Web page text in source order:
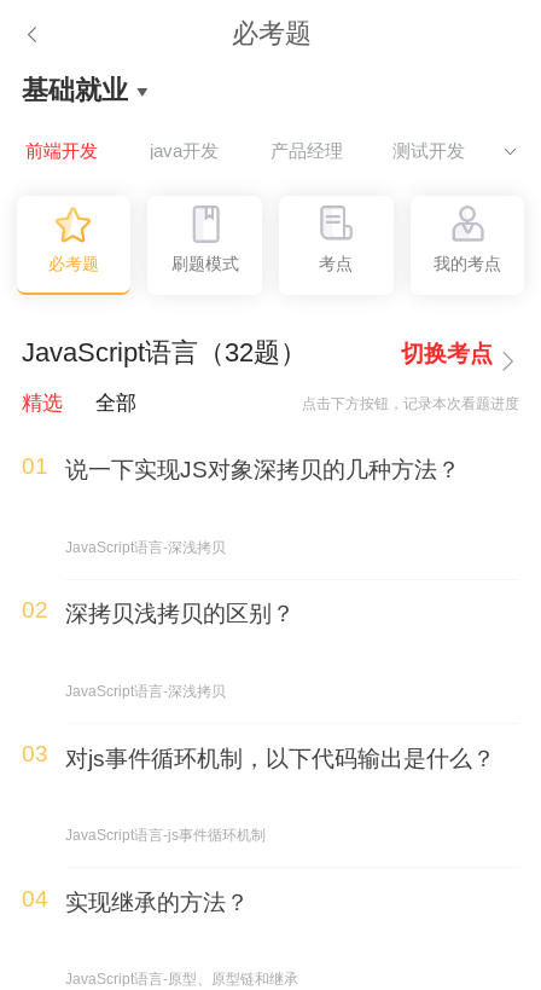
必考题
基础就业
前端开发 java开发 产品经理 测试开发
必考题 刷题模式 考点 我的考点
JavaScript语言（32题） 切换考点
精选 全部 点击下方按钮，记录本次看题进度
01 说一下实现JS对象深拷贝的几种方法？
JavaScript语言-深浅拷贝
02 深拷贝浅拷贝的区别？
JavaScript语言-深浅拷贝
03 对js事件循环机制，以下代码输出是什么？
JavaScript语言-js事件循环机制
04 实现继承的方法？
JavaScript语言-原型、原型链和继承